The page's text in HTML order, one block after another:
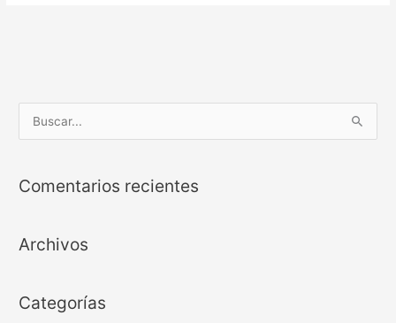
c
r
Comentarios recientes
Archivos
Categorías